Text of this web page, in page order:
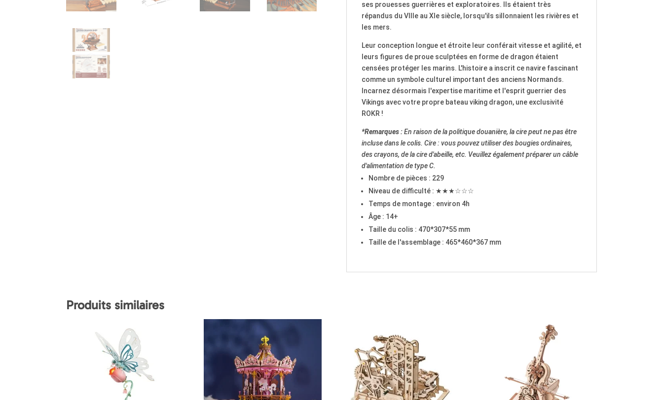
ses prouesses guerrières et exploratoires. Ils étaient très
répandus du VIIIe au XIe siècle, lorsqu'ils sillonnaient les rivières et
les mers.
Leur conception longue et étroite leur conférait vitesse et agilité, et
leurs figures de proue sculptées en forme de dragon étaient
censées protéger les marins. L'histoire a inscrit ce navire fascinant
comme un symbole culturel important des anciens Normands.
Incarnez désormais l'expertise maritime et l'esprit guerrier des
Vikings avec votre propre bateau viking dragon, une exclusivité
ROKR !
*Remarques :En raison de la politique douanière, la cire peut ne pas être
incluse dans le colis. Cire : vous pouvez utiliser des bougies ordinaires,
des crayons, de la cire d'abeille, etc. Veuillez également préparer un câble
d'alimentation de type C.
Nombre de pièces : 229
Niveau de difficulté : ★★★☆☆☆
Temps de montage : environ 4h
Âge : 14+
Taille du colis : 470*307*55 mm
Taille de l'assemblage : 465*460*367 mm
Produits similaires